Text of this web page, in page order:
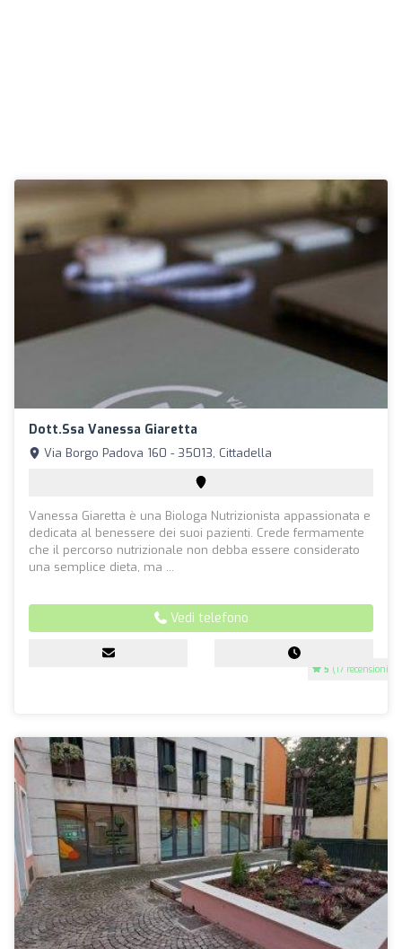
Dott.ssa Vanessa Giaretta
5 (17 recensioni)
Via Borgo Padova 160 - 35013, Cittadella
Vanessa Giaretta è una Biologa Nutrizionista appassionata e
dedicata al benessere dei suoi pazienti. Crede fermamente
che il percorso nutrizionale non debba essere considerato
una semplice dieta, ma ...
Vedi telefono